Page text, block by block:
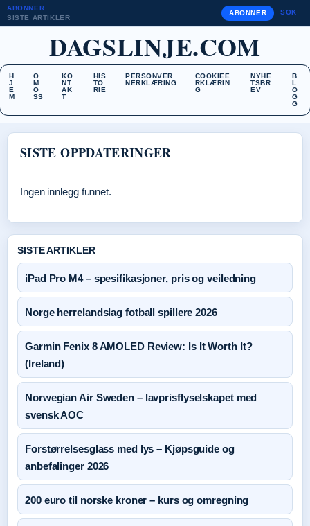
ABONNER
SISTE ARTIKLER
ABONNER SOK
DAGSLINJE.COM
H
J
E
M
O
M
O
SS
KO
NT
AK
T
HIS
TO
RIE
PERSONVER
NERKLÆRING
COOKIEE
RKLÆRIN
G
NYHE
TSBR
EV
B
L
O
G
G
SISTE OPPDATERINGER
Ingen innlegg funnet.
SISTE ARTIKLER
iPad Pro M4 – spesifikasjoner, pris og veiledning
Norge herrelandslag fotball spillere 2026
Garmin Fenix 8 AMOLED Review: Is It Worth It?
(Ireland)
Norwegian Air Sweden – lavprisflyselskapet med
svensk AOC
Forstørrelsesglass med lys – Kjøpsguide og
anbefalinger 2026
200 euro til norske kroner – kurs og omregning